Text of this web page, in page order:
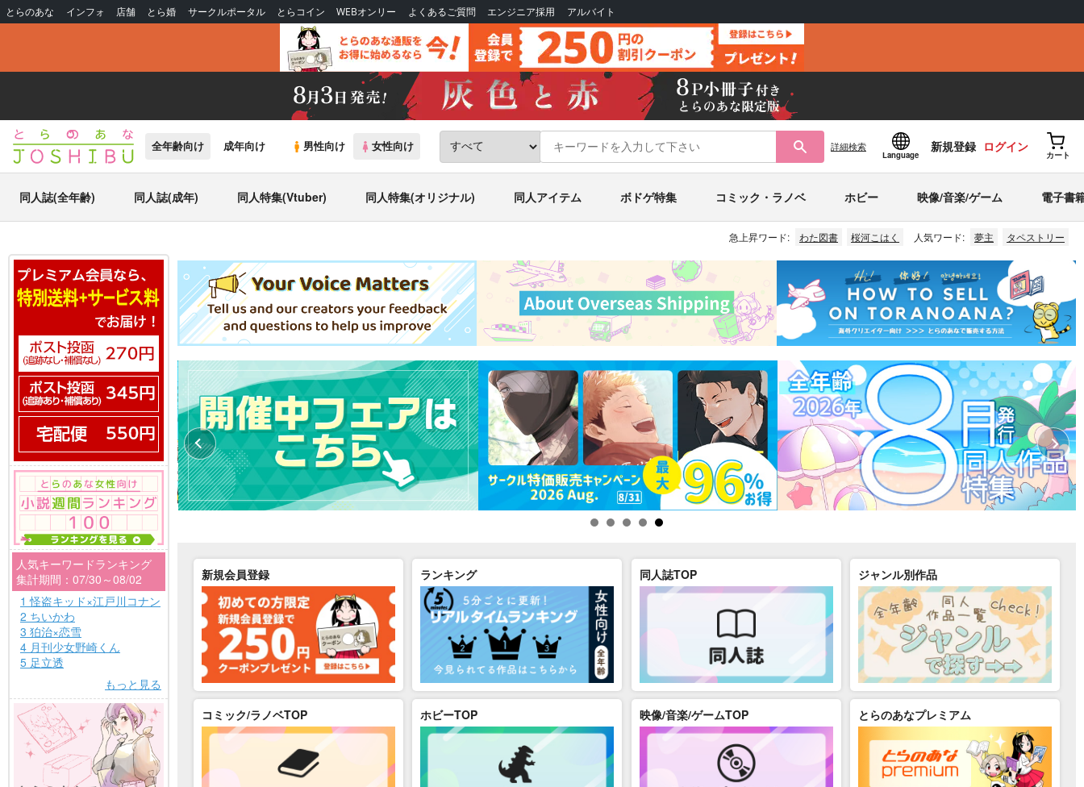
とらのあな インフォ 店舗 とら婚 サークルポータル とらコイン WEBオンリー よくあるご質問 エンジニア採用 アルバイト
全年齢向け 成年向け 男性向け 女性向け 詳細検索
Language
新規登録 ログイン
カート
同人誌(全年齢) 同人誌(成年) 同人特集(Vtuber) 同人特集(オリジナル) 同人アイテム ボドゲ特集 コミック・ラノベ ホビー 映像/音楽/ゲーム 電子書
急上昇ワード: わた図書 桜河こはく 人気ワード: 夢主 タペストリー
人気キーワードランキング
集計期間：07/30～08/02
1 怪盗キッド×江戸川コナン
2 ちいかわ
3 狛治×恋雪
4 月刊少女野崎くん
5 足立透
もっと見る
新規会員登録 ランキング 同人誌TOP ジャンル別作品
コミック/ラノベTOP ホビーTOP 映像/音楽/ゲームTOP とらのあなプレミアム